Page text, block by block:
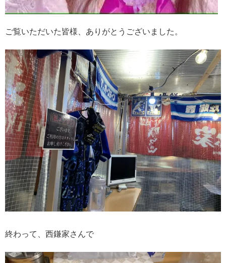
ご覧いただいた皆様、ありがとうございました。
終わって、西鎌家さんで